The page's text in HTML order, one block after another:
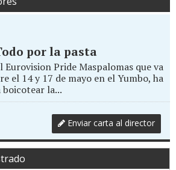
por la pasta
Eurovision Pride Maspalomas que va
el 14 y 17 de mayo en el Yumbo, ha
boicotear la...
Enviar carta al director